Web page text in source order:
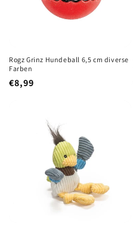
:
Rogz Grinz Hundeball 6,5 cm diverse
Farben
Normaler
€8,99